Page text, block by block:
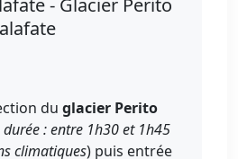
- Glacier Perito
du glacier Perito
: entre 1h30 et 1h45
climatiques) puis entrée